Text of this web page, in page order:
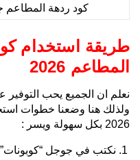
كود ردهة المطاعم
طريقة استخدام
المطاعم 2026
نعلم ان الجميع يحب
ولذلك هنا وضعنا خطوات
2026 بكل سهولة ويسر :
نكتب في جوجل